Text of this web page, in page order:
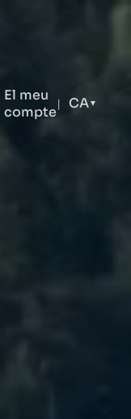
El meu
compte| CA▼